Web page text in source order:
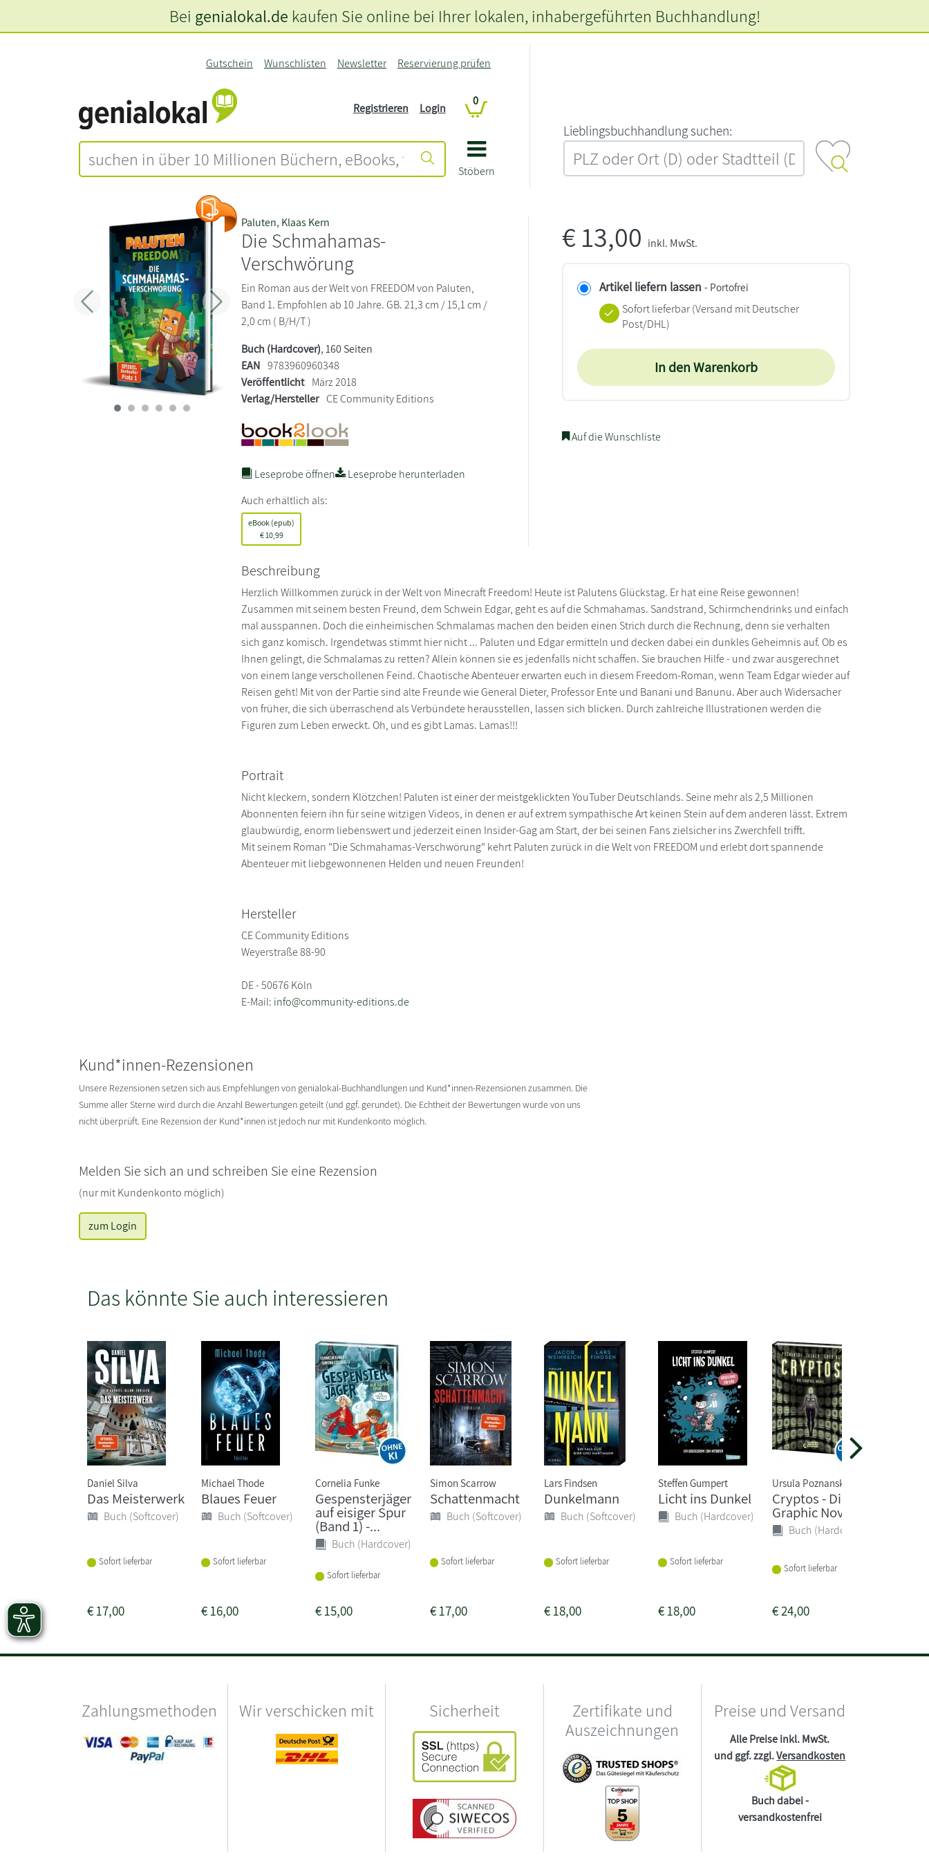
Stöbern
Gutschein Wunschlisten Newsletter Reservierung prüfen
Registrieren Login
0
L‍i‍e‍b‍l‍i‍n‍g‍s‍b‍u‍c‍h‍h‍a‍n‍d‍l‍u‍n‍g‍ ‍s‍u‍c‍h‍e‍n‍:‍
Bei genialokal.de kaufen Sie online bei Ihrer lokalen, inhabergeführten Buchhandlung!
Zurück Weiter
Paluten, Klaas Kern
Die Schmahamas-
Verschwörung
Ein Roman aus der Welt von FREEDOM von Paluten,
Band 1. Empfohlen ab 10 Jahre. GB. 21,3 cm / 15,1 cm /
2,0 cm ( B/H/T )
Buch (Hardcover), 160 Seiten
EAN 9783960960348
Veröffentlicht März 2018
Verlag/Hersteller CE Community Editions
Leseprobe öffnen
Leseprobe herunterladen
Auch erhältlich als:
eBook (epub)
€10,99
€13,00 inkl. MwSt.
Artikel liefern lassen - Portofrei
Sofort lieferbar(Versand mit Deutscher
Post/DHL)
In den Warenkorb
Auf die Wunschliste
Beschreibung
Herzlich Willkommen zurück in der Welt von Minecraft Freedom! Heute ist Palutens Glückstag. Er hat eine Reise gewonnen!
Zusammen mit seinem besten Freund, dem Schwein Edgar, geht es auf die Schmahamas. Sandstrand, Schirmchendrinks und einfach
mal ausspannen. Doch die einheimischen Schmalamas machen den beiden einen Strich durch die Rechnung, denn sie verhalten
sich ganz komisch. Irgendetwas stimmt hier nicht ... Paluten und Edgar ermitteln und decken dabei ein dunkles Geheimnis auf. Ob es
Ihnen gelingt, die Schmalamas zu retten? Allein können sie es jedenfalls nicht schaffen. Sie brauchen Hilfe - und zwar ausgerechnet
von einem lange verschollenen Feind. Chaotische Abenteuer erwarten euch in diesem Freedom-Roman, wenn Team Edgar wieder auf
Reisen geht! Mit von der Partie sind alte Freunde wie General Dieter, Professor Ente und Banani und Banunu. Aber auch Widersacher
von früher, die sich überraschend als Verbündete herausstellen, lassen sich blicken. Durch zahlreiche Illustrationen werden die
Figuren zum Leben erweckt. Oh, und es gibt Lamas. Lamas!!!
Portrait
Nicht kleckern, sondern Klötzchen! Paluten ist einer der meistgeklickten YouTuber Deutschlands. Seine mehr als 2,5 Millionen
Abonnenten feiern ihn für seine witzigen Videos, in denen er auf extrem sympathische Art keinen Stein auf dem anderen lässt. Extrem
glaubwürdig, enorm liebenswert und jederzeit einen Insider-Gag am Start, der bei seinen Fans zielsicher ins Zwerchfell trifft.
Mit seinem Roman "Die Schmahamas-Verschwörung" kehrt Paluten zurück in die Welt von FREEDOM und erlebt dort spannende
Abenteuer mit liebgewonnenen Helden und neuen Freunden!
Hersteller
CE Community Editions
Weyerstraße 88-90
DE - 50676 Köln
E-Mail: info@community-editions.de
Kund*innen-Rezensionen
Unsere Rezensionen setzen sich aus Empfehlungen von genialokal-Buchhandlungen und Kund*innen-Rezensionen zusammen. Die
Summe aller Sterne wird durch die Anzahl Bewertungen geteilt (und ggf. gerundet). Die Echtheit der Bewertungen wurde von uns
nicht überprüft. Eine Rezension der Kund*innen ist jedoch nur mit Kundenkonto möglich.
Melden Sie sich an und schreiben Sie eine Rezension
(nur mit Kundenkonto möglich)
zum Login
Das könnte Sie auch interessieren
Daniel Silva
Das Meisterwerk
Buch (Softcover)
Sofort lieferbar
€17,00
Michael Thode
Blaues Feuer
Buch (Softcover)
Sofort lieferbar
€16,00
Cornelia Funke
Gespensterjäger
auf eisiger Spur
(Band 1) -...
Buch (Hardcover)
Sofort lieferbar
€15,00
Simon Scarrow
Schattenmacht
Buch (Softcover)
Sofort lieferbar
€17,00
Lars Findsen
Dunkelmann
Buch (Softcover)
Sofort lieferbar
€18,00
Steffen Gumpert
Licht ins Dunkel
Buch (Hardcover)
Sofort lieferbar
€18,00
Ursula Poznanski
Cryptos - Die
Graphic Novel
Buch (Hardcover)
Sofort lieferbar
€24,00
Zahlungsmethoden Wir verschicken mit Sicherheit
Zertifikate und
Auszeichnungen
Preise und Versand
Alle Preise inkl. MwSt.
und ggf. zzgl.Versandkosten
Buch dabei -
versandkostenfrei